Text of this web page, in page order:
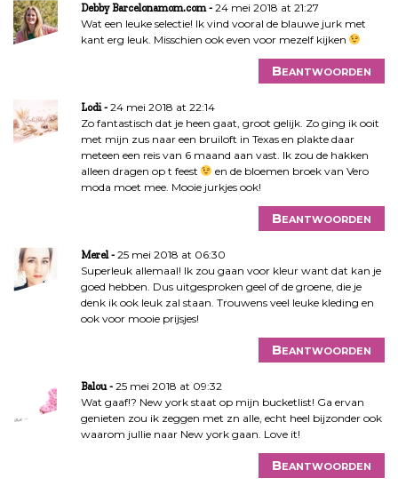
Debby Barcelonamom.com
24 mei 2018 at 21:27
Wat een leuke selectie! Ik vind vooral de blauwe jurk met
kant erg leuk. Misschien ook even voor mezelf kijken
Beantwoorden
Lodi
24 mei 2018 at 22:14
Zo fantastisch dat je heen gaat, groot gelijk. Zo ging ik ooit
met mijn zus naar een bruiloft in Texas en plakte daar
meteen een reis van 6 maand aan vast. Ik zou de hakken
alleen dragen op t feest
en de bloemen broek van Vero
moda moet mee. Mooie jurkjes ook!
Beantwoorden
Merel
25 mei 2018 at 06:30
Superleuk allemaal! Ik zou gaan voor kleur want dat kan je
goed hebben. Dus uitgesproken geel of de groene, die je
denk ik ook leuk zal staan. Trouwens veel leuke kleding en
ook voor mooie prijsjes!
Beantwoorden
Balou
25 mei 2018 at 09:32
Wat gaaf!? New york staat op mijn bucketlist! Ga ervan
genieten zou ik zeggen met zn alle, echt heel bijzonder ook
waarom jullie naar New york gaan. Love it!
Beantwoorden